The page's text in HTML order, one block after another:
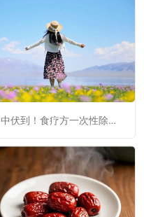
中伏到！食疗方一次性除了